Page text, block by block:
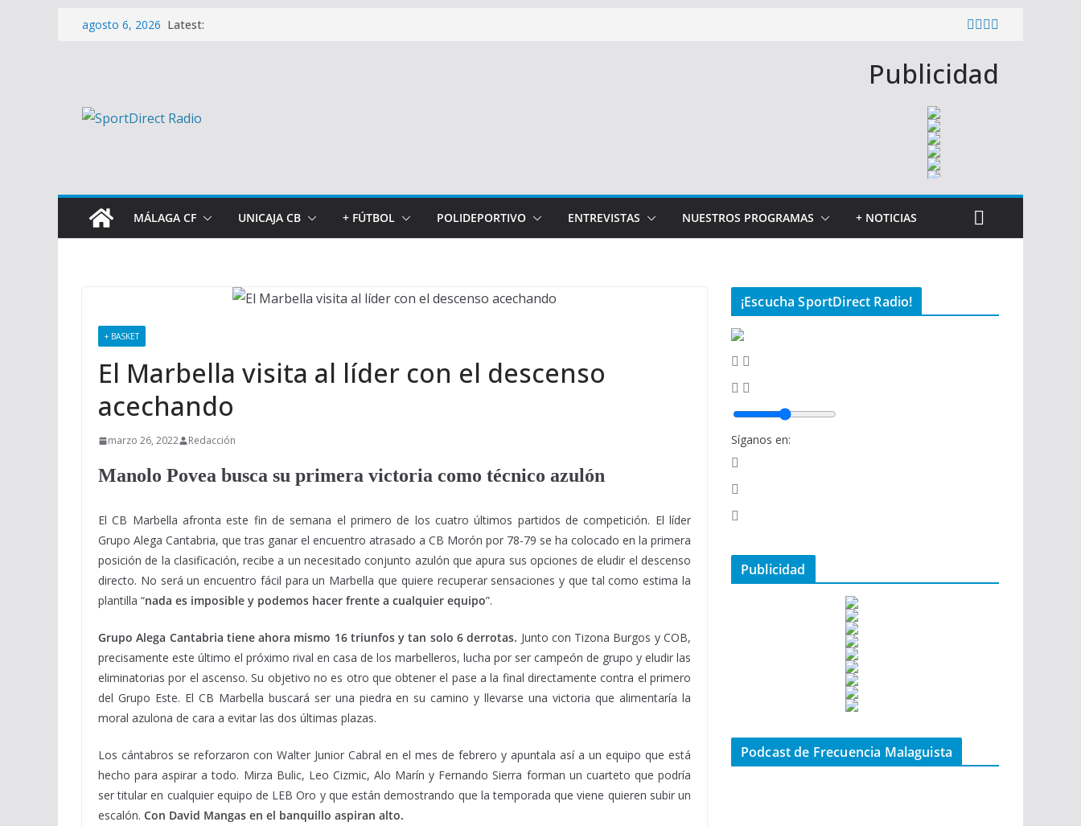
Saltaragosto 6, 2026 Latest:
Publicidad
MÁLAGA CF UNICAJA CB + FÚTBOL POLIDEPORTIVO ENTREVISTAS NUESTROS PROGRAMAS + NOTICIAS
+ BASKET
El Marbella visita al líder con el descenso
acechando
marzo 26, 2022 Redacción
Manolo Povea busca su primera victoria como técnico azulón
El CB Marbella afronta este fin de semana el primero de los cuatro últimos partidos de competición. El líder
Grupo Alega Cantabria, que tras ganar el encuentro atrasado a CB Morón por 78-79 se ha colocado en la primera
posición de la clasificación, recibe a un necesitado conjunto azulón que apura sus opciones de eludir el descenso
directo. No será un encuentro fácil para un Marbella que quiere recuperar sensaciones y que tal como estima la
plantilla “nada es imposible y podemos hacer frente a cualquier equipo”.
Grupo Alega Cantabria tiene ahora mismo 16 triunfos y tan solo 6 derrotas. Junto con Tizona Burgos y COB,
precisamente este último el próximo rival en casa de los marbelleros, lucha por ser campeón de grupo y eludir las
eliminatorias por el ascenso. Su objetivo no es otro que obtener el pase a la final directamente contra el primero
del Grupo Este. El CB Marbella buscará ser una piedra en su camino y llevarse una victoria que alimentaría la
moral azulona de cara a evitar las dos últimas plazas.
Los cántabros se reforzaron con Walter Junior Cabral en el mes de febrero y apuntala así a un equipo que está
hecho para aspirar a todo. Mirza Bulic, Leo Cizmic, Alo Marín y Fernando Sierra forman un cuarteto que podría
ser titular en cualquier equipo de LEB Oro y que están demostrando que la temporada que viene quieren subir un
escalón. Con David Mangas en el banquillo aspiran alto.
¡Escucha SportDirect Radio!
Síganos en:
Publicidad
Podcast de Frecuencia Malaguista